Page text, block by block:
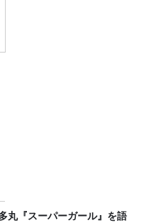
丸『スーパーガール』を語